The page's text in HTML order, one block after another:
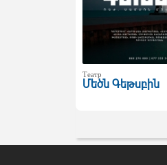
Театр
Մեծն Գեթսբին